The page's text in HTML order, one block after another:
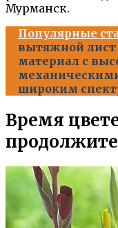
Мурманск.
Популярные
вытяжной
материал с
широким
Время